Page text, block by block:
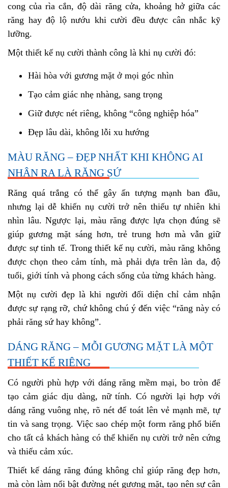
cong của rìa cắn, độ dài răng cửa, khoảng hở giữa các
răng hay độ lộ nướu khi cười đều được cân nhắc kỹ
lưỡng.
Một thiết kế nụ cười thành công là khi nụ cười đó:
Hài hòa với gương mặt ở mọi góc nhìn
Tạo cảm giác nhẹ nhàng, sang trọng
Giữ được nét riêng, không “công nghiệp hóa”
Đẹp lâu dài, không lỗi xu hướng
MÀU RĂNG – ĐẸP NHẤT KHI KHÔNG AI
NHẬN RA LÀ RĂNG SỨ
Răng quá trắng có thể gây ấn tượng mạnh ban đầu,
nhưng lại dễ khiến nụ cười trở nên thiếu tự nhiên khi
nhìn lâu. Ngược lại, màu răng được lựa chọn đúng sẽ
giúp gương mặt sáng hơn, trẻ trung hơn mà vẫn giữ
được sự tinh tế. Trong thiết kế nụ cười, màu răng không
được chọn theo cảm tính, mà phải dựa trên làn da, độ
tuổi, giới tính và phong cách sống của từng khách hàng.
Một nụ cười đẹp là khi người đối diện chỉ cảm nhận
được sự rạng rỡ, chứ không chú ý đến việc “răng này có
phải răng sứ hay không”.
DÁNG RĂNG – MỖI GƯƠNG MẶT LÀ MỘT
THIẾT KẾ RIÊNG
Có người phù hợp với dáng răng mềm mại, bo tròn để
tạo cảm giác dịu dàng, nữ tính. Có người lại hợp với
dáng răng vuông nhẹ, rõ nét để toát lên vẻ mạnh mẽ, tự
tin và sang trọng. Việc sao chép một form răng phổ biến
cho tất cả khách hàng có thể khiến nụ cười trở nên cứng
và thiếu cảm xúc.
Thiết kế dáng răng đúng không chỉ giúp răng đẹp hơn,
mà còn làm nổi bật đường nét gương mặt, tạo nên sự cân